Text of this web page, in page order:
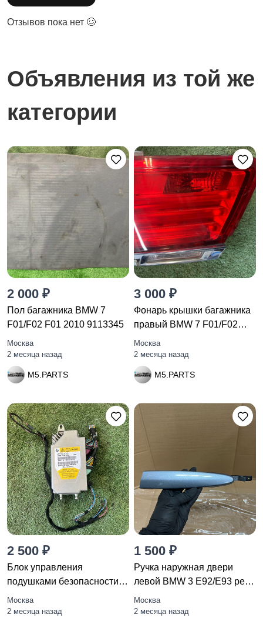
Отзывов пока нет 🥴
Объявления из той же
категории
2 000 ₽
Пол багажника BMW 7
F01/F02 F01 2010 9113345
Москва
2 месяца назад
M5.PARTS
3 000 ₽
Фонарь крышки багажника
правый BMW 7 F01/F02
F01
Москва
2 месяца назад
M5.PARTS
2 500 ₽
Блок управления
подушками безопасности
BMW 5
Москва
2 месяца назад
1 500 ₽
Ручка наружная двери
левой BMW 3 E92/E93 рест.
E92
Москва
2 месяца назад